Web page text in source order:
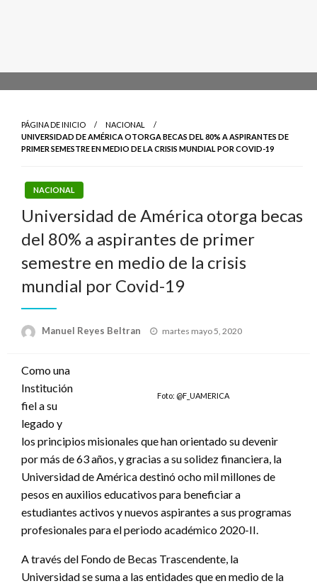
PÁGINA DE INICIO
NACIONAL
UNIVERSIDAD DE AMÉRICA OTORGA BECAS DEL 80% A ASPIRANTES DE
PRIMER SEMESTRE EN MEDIO DE LA CRISIS MUNDIAL POR COVID-19
NACIONAL
Universidad de América otorga becas
del 80% a aspirantes de primer
semestre en medio de la crisis
mundial por Covid-19
Manuel Reyes Beltran
Publicado
martes mayo 5, 2020
Foto: @F_UAMERICA
Como una
Institución
fiel a su
legado y
los principios misionales que han orientado su devenir
por más de 63 años, y gracias a su solidez financiera, la
Universidad de América destinó ocho mil millones de
pesos en auxilios educativos para beneficiar a
estudiantes activos y nuevos aspirantes a sus programas
profesionales para el periodo académico 2020-II.
A través del Fondo de Becas Trascendente, la
Universidad se suma a las entidades que en medio de la